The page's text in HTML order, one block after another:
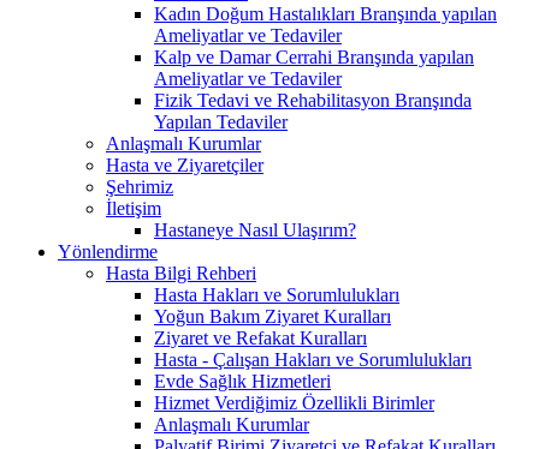
Kadın Doğum Hastalıkları Branşında yapılan
Ameliyatlar ve Tedaviler
Kalp ve Damar Cerrahi Branşında yapılan
Ameliyatlar ve Tedaviler
Fizik Tedavi ve Rehabilitasyon Branşında
Yapılan Tedaviler
Anlaşmalı Kurumlar
Hasta ve Ziyaretçiler
Şehrimiz
İletişim
Hastaneye Nasıl Ulaşırım?
Yönlendirme
Hasta Bilgi Rehberi
Hasta Hakları ve Sorumlulukları
Yoğun Bakım Ziyaret Kuralları
Ziyaret ve Refakat Kuralları
Hasta - Çalışan Hakları ve Sorumlulukları
Evde Sağlık Hizmetleri
Hizmet Verdiğimiz Özellikli Birimler
Anlaşmalı Kurumlar